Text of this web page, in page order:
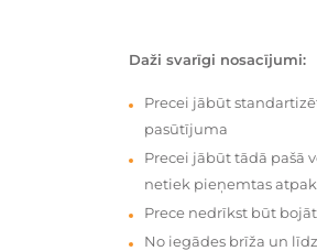
Daži svarīgi nosacījumi:
Precei jābūt
pasūtījuma
Precei jābūt tādā pašā
netiek pieņemtas
Prece nedrīkst būt
No iegādes brīža un